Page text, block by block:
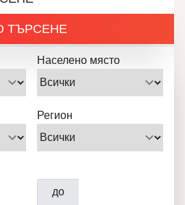
ТЪРСЕНЕ
Населено място
Регион
до